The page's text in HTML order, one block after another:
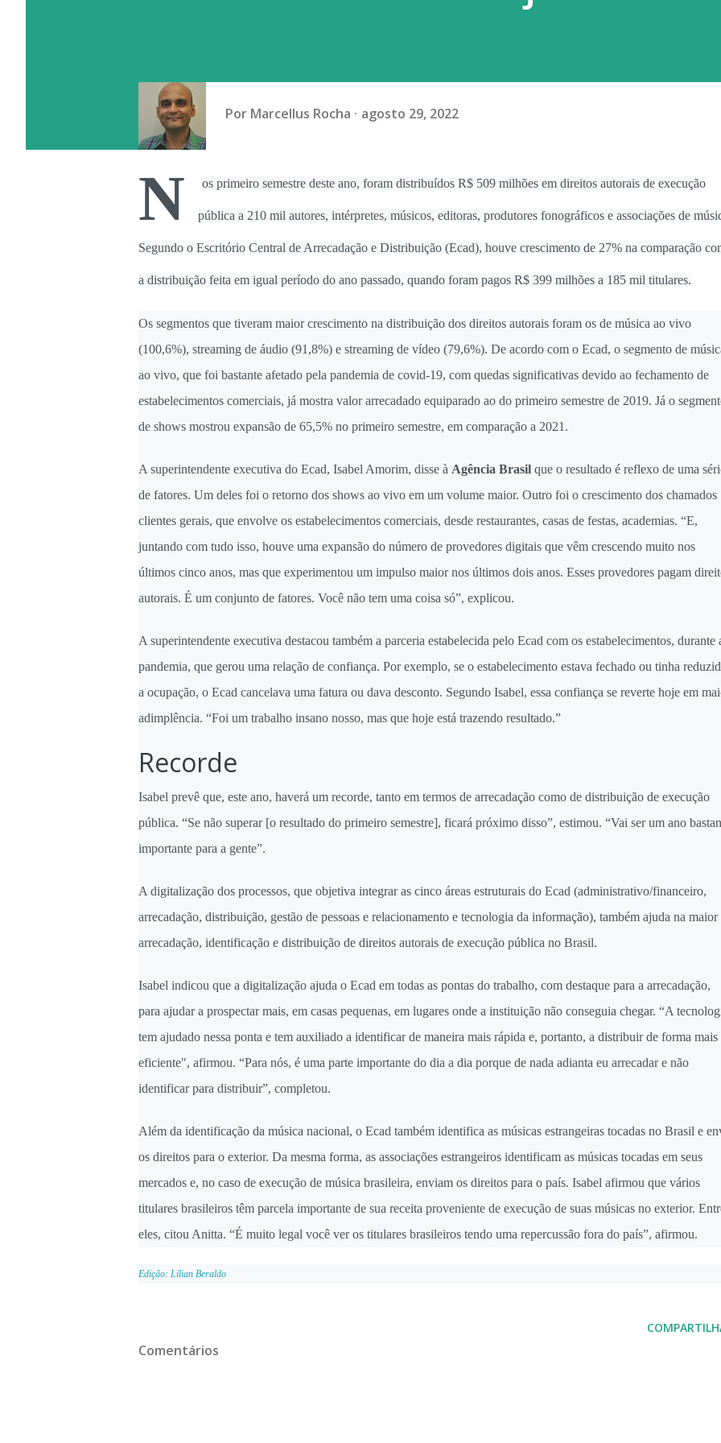
Por Marcellus Rocha agosto 29, 2022
N os primeiro semestre deste ano, foram distribuídos R$ 509 milhões em direitos autorais de execução
pública a 210 mil autores, intérpretes, músicos, editoras, produtores fonográficos e associações de
Segundo o Escritório Central de Arrecadação e Distribuição (Ecad), houve crescimento de 27% na comparação
a distribuição feita em igual período do ano passado, quando foram pagos R$ 399 milhões a 185 mil titulares.
Os segmentos que tiveram maior crescimento na distribuição dos direitos autorais foram os de música ao vivo
(100,6%), streaming de áudio (91,8%) e streaming de vídeo (79,6%). De acordo com o Ecad, o segmento de
ao vivo, que foi bastante afetado pela pandemia de covid-19, com quedas significativas devido ao fechamento de
estabelecimentos comerciais, já mostra valor arrecadado equiparado ao do primeiro semestre de 2019. Já o
de shows mostrou expansão de 65,5% no primeiro semestre, em comparação a 2021.
A superintendente executiva do Ecad, Isabel Amorim, disse à Agência Brasil que o resultado é reflexo de uma
de fatores. Um deles foi o retorno dos shows ao vivo em um volume maior. Outro foi o crescimento dos chamados
clientes gerais, que envolve os estabelecimentos comerciais, desde restaurantes, casas de festas, academias. “E,
juntando com tudo isso, houve uma expansão do número de provedores digitais que vêm crescendo muito nos
últimos cinco anos, mas que experimentou um impulso maior nos últimos dois anos. Esses provedores pagam
autorais. É um conjunto de fatores. Você não tem uma coisa só”, explicou.
A superintendente executiva destacou também a parceria estabelecida pelo Ecad com os estabelecimentos, durante
pandemia, que gerou uma relação de confiança. Por exemplo, se o estabelecimento estava fechado ou tinha
a ocupação, o Ecad cancelava uma fatura ou dava desconto. Segundo Isabel, essa confiança se reverte hoje em
adimplência. “Foi um trabalho insano nosso, mas que hoje está trazendo resultado.”
Recorde
Isabel prevê que, este ano, haverá um recorde, tanto em termos de arrecadação como de distribuição de execução
pública. “Se não superar [o resultado do primeiro semestre], ficará próximo disso”, estimou. “Vai ser um ano
importante para a gente”.
A digitalização dos processos, que objetiva integrar as cinco áreas estruturais do Ecad (administrativo/financeiro,
arrecadação, distribuição, gestão de pessoas e relacionamento e tecnologia da informação), também ajuda na maior
arrecadação, identificação e distribuição de direitos autorais de execução pública no Brasil.
Isabel indicou que a digitalização ajuda o Ecad em todas as pontas do trabalho, com destaque para a arrecadação,
para ajudar a prospectar mais, em casas pequenas, em lugares onde a instituição não conseguia chegar. “A
tem ajudado nessa ponta e tem auxiliado a identificar de maneira mais rápida e, portanto, a distribuir de forma mais
eficiente", afirmou. “Para nós, é uma parte importante do dia a dia porque de nada adianta eu arrecadar e não
identificar para distribuir”, completou.
Além da identificação da música nacional, o Ecad também identifica as músicas estrangeiras tocadas no Brasil e
os direitos para o exterior. Da mesma forma, as associações estrangeiros identificam as músicas tocadas em seus
mercados e, no caso de execução de música brasileira, enviam os direitos para o país. Isabel afirmou que vários
titulares brasileiros têm parcela importante de sua receita proveniente de execução de suas músicas no exterior.
eles, citou Anitta. “É muito legal você ver os titulares brasileiros tendo uma repercussão fora do país”, afirmou.
Edição: Lílian Beraldo
Comentários